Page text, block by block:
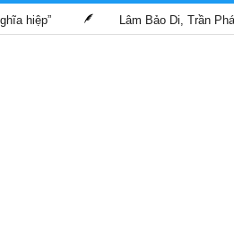
Lâm Bảo Di, Trần Pháp Dung